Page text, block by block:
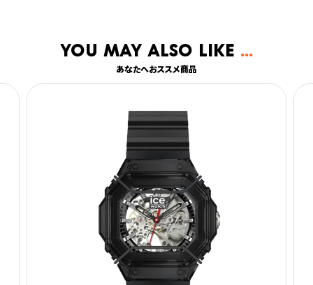
You may also like
あなたへおススメ商品